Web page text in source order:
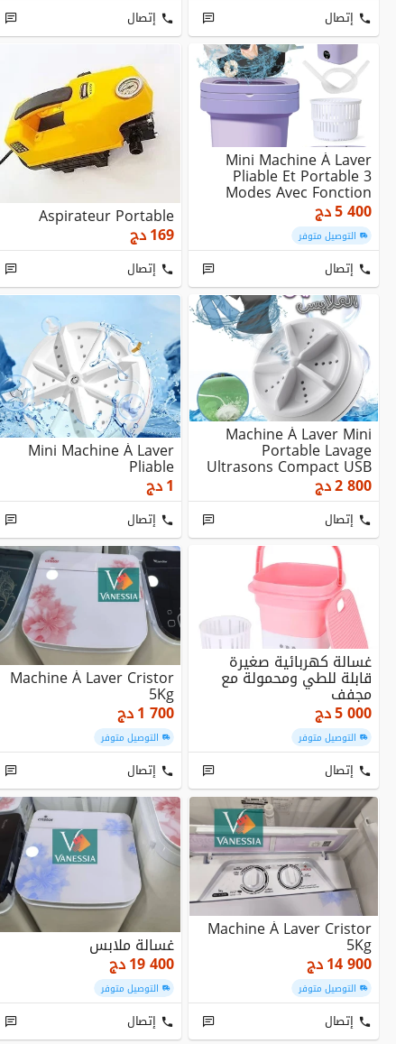
إتصال إتصال
Mini Machine À Laver
Pliable Et Portable 3
Modes Avec Fonction
Déshydratation ...
5 400دج
التوصيل متوفر
إتصال
Aspirateur Portable
169دج
إتصال
Machine À Laver Mini
Portable Lavage
Ultrasons Compact USB
2 En 1
2 800دج
إتصال
Mini Machine À Laver
Pliable
1دج
إتصال
غسالة كهربائية صغيرة
قابلة للطي ومحمولة مع
مجفف
5 000دج
التوصيل متوفر
إتصال
Machine À Laver Cristor
5Kg
1 700دج
التوصيل متوفر
إتصال
Machine À Laver Cristor
5Kg
14 900دج
التوصيل متوفر
إتصال
غسالة ملابس
19 400دج
التوصيل متوفر
إتصال